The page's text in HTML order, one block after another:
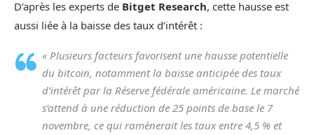
D’après les experts de Bitget Research, cette hausse est
aussi liée à la baisse des taux d’intérêt :
« Plusieurs facteurs favorisent une hausse potentielle
du bitcoin, notamment la baisse anticipée des taux
d’intérêt par la Réserve fédérale américaine. Le marché
s’attend à une réduction de 25 points de base le 7
novembre, ce qui ramènerait les taux entre 4,5 % et